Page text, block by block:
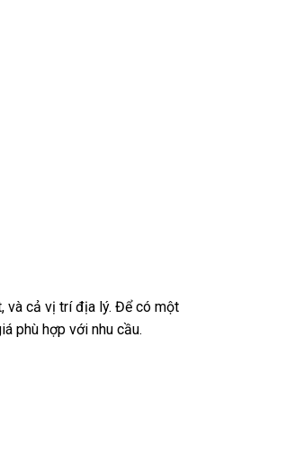
và cả vị trí địa lý. Để có một
phù hợp với nhu cầu.